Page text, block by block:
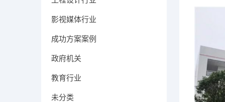
影视媒体行业
成功方案案例
政府机关
教育行业
未分类